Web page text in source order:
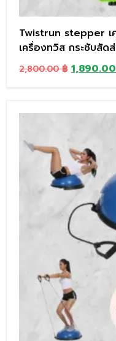
Twistrun stepper เ
เครื่องทวิส กระชับสัด
2,800.00฿